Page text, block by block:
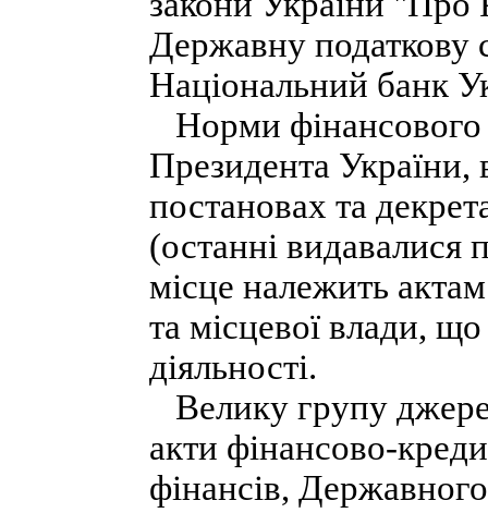
Державну
Національний банк
Норми фінансового
Президента України,
постановах та
(останні видавалися
місце належить
та місцевої влади,
діяльності.
Велику групу
акти фінансово-
фінансів,